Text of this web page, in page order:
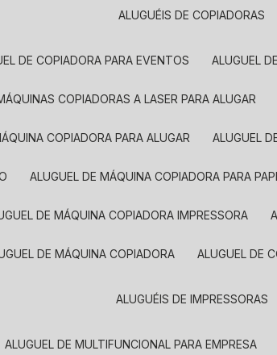
ALUGUÉIS DE COPIADORAS
DE COPIADORA PARA EVENTOS ALUGUEL
MÁQUINAS COPIADORAS A LASER PARA ALUGAR
MÁQUINA COPIADORA PARA ALUGAR ALUGUEL
ALUGUEL DE MÁQUINA COPIADORA PARA
DE MÁQUINA COPIADORA IMPRESSORA
DE MÁQUINA COPIADORA ALUGUEL DE
ALUGUÉIS DE IMPRESSORAS
ALUGUEL DE MULTIFUNCIONAL PARA EMPRESA